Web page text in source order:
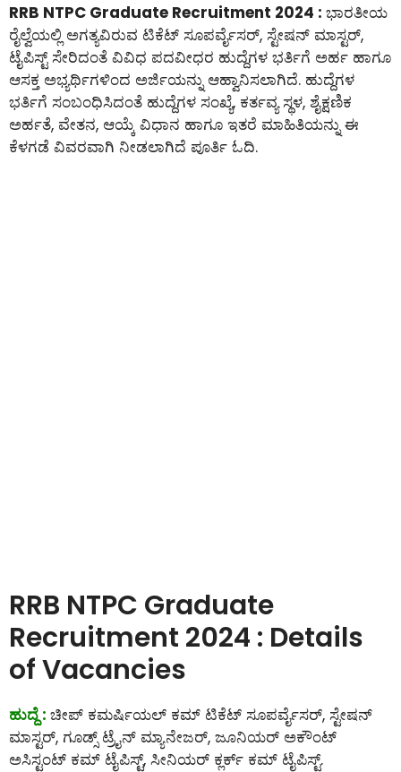
RRB NTPC Graduate Recruitment 2024 : ಭಾರತೀಯ
ರೈಲ್ವೆಯಲ್ಲಿ ಅಗತ್ಯವಿರುವ ಟಿಕೆಟ್ ಸೂಪರ್ವೈಸರ್, ಸ್ಟೇಷನ್ ಮಾಸ್ಟರ್,
ಟೈಪಿಸ್ಟ್ ಸೇರಿದಂತೆ ವಿವಿಧ ಪದವೀಧರ ಹುದ್ದೆಗಳ ಭರ್ತಿಗೆ ಅರ್ಹ ಹಾಗೂ
ಆಸಕ್ತ ಅಭ್ಯರ್ಥಿಗಳಿಂದ ಅರ್ಜಿಯನ್ನು ಆಹ್ವಾನಿಸಲಾಗಿದೆ. ಹುದ್ದೆಗಳ
ಭರ್ತಿಗೆ ಸಂಬಂಧಿಸಿದಂತೆ ಹುದ್ದೆಗಳ ಸಂಖ್ಯೆ, ಕರ್ತವ್ಯ ಸ್ಥಳ, ಶೈಕ್ಷಣಿಕ
ಅರ್ಹತೆ, ವೇತನ, ಆಯ್ಕೆ ವಿಧಾನ ಹಾಗೂ ಇತರೆ ಮಾಹಿತಿಯನ್ನು ಈ
ಕೆಳಗಡೆ ವಿವರವಾಗಿ ನೀಡಲಾಗಿದೆ ಪೂರ್ತಿ ಓದಿ.
RRB NTPC Graduate
Recruitment 2024 : Details
of Vacancies
ಹುದ್ದೆ : ಚೀಪ್ ಕಮರ್ಷಿಯಲ್ ಕಮ್ ಟಿಕೆಟ್ ಸೂಪರ್ವೈಸರ್, ಸ್ಟೇಷನ್
ಮಾಸ್ಟರ್, ಗೂಡ್ಸ್ ಟ್ರೈನ್ ಮ್ಯಾನೇಜರ್, ಜೂನಿಯರ್ ಅಕೌಂಟ್
ಅಸಿಸ್ಟಂಟ್ ಕಮ್ ಟೈಪಿಸ್ಟ್, ಸೀನಿಯರ್ ಕ್ಲರ್ಕ್ ಕಮ್ ಟೈಪಿಸ್ಟ್.